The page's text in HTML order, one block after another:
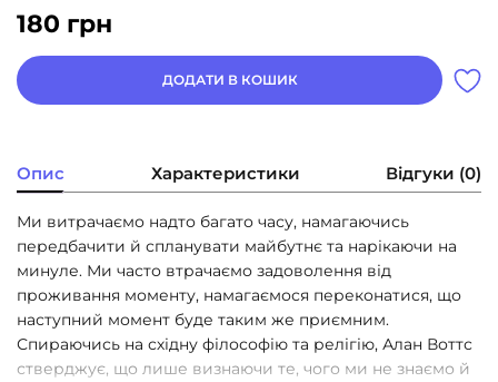
180 грн
ДОДАТИ В КОШИК
Опис Характеристики Відгуки (0)
Ми витрачаємо надто багато часу, намагаючись
передбачити й спланувати майбутнє та нарікаючи на
минуле. Ми часто втрачаємо задоволення від
проживання моменту, намагаємося переконатися, що
наступний момент буде таким же приємним.
Спираючись на східну філософію та релігію, Алан Воттс
стверджує, що лише визнаючи те, чого ми не знаємо й